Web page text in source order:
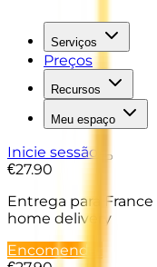
Serviços
Preços
Recursos
Meu espaço
Inicie sessão
€27.90
Entrega para France
home delivery
Encomendar